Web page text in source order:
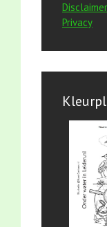
Disclaimer
Privacy